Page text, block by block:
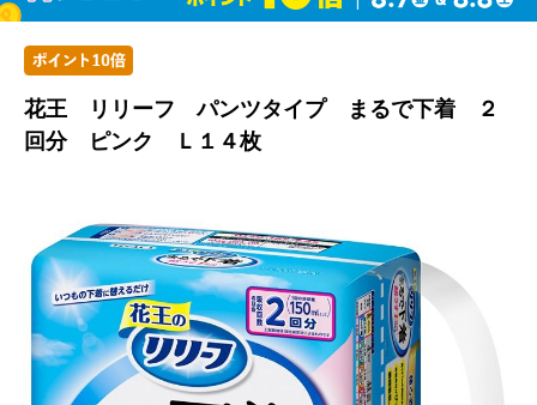
花王 リリーフ パンツタイプ まるで下着 ２
回分 ピンク Ｌ１４枚